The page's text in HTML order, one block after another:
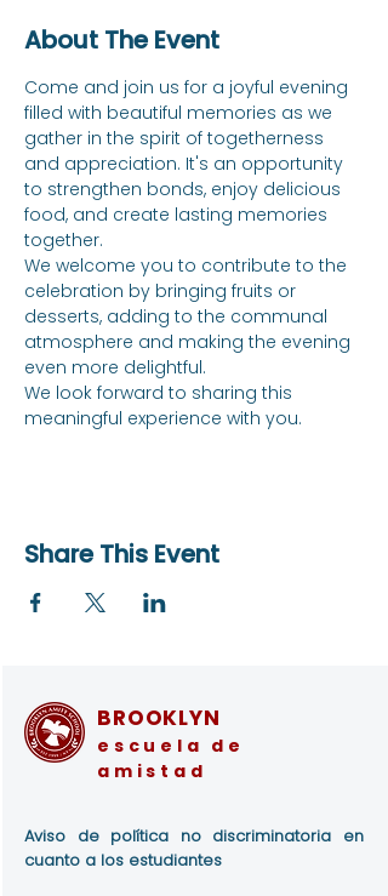
About The Event
Come and join us for a joyful evening
filled with beautiful memories as we
gather in the spirit of togetherness
and appreciation. It's an opportunity
to strengthen bonds, enjoy delicious
food, and create lasting memories
together.
We welcome you to contribute to the
celebration by bringing fruits or
desserts, adding to the communal
atmosphere and making the evening
even more delightful.
We look forward to sharing this
meaningful experience with you.
Share This Event
BROOKLYN
escuela de
amistad
Aviso de política no discriminatoria en
cuanto a los estudiantes